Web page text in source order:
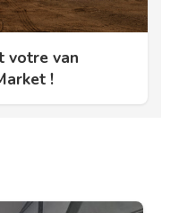
votre van
!